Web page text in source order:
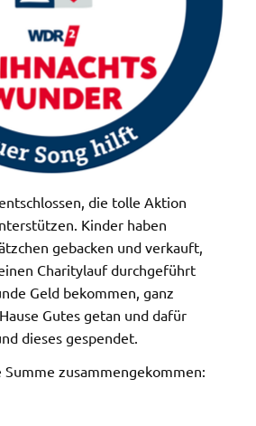
die tolle Aktion
Kinder haben
gebacken und verkauft,
Charitylauf durchgeführt
Geld bekommen, ganz
Gutes getan und dafür
dieses gespendet.
zusammengekommen: